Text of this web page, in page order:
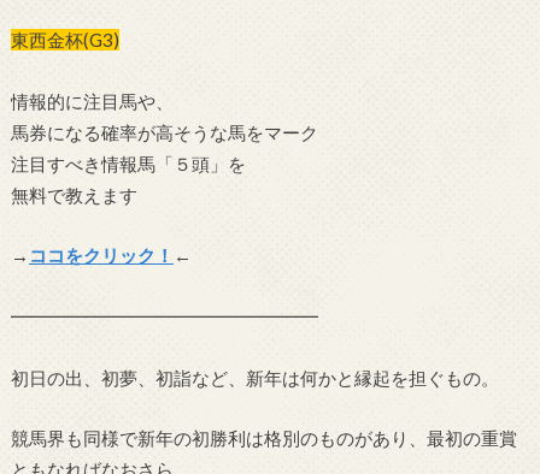
東西金杯(G3)
情報的に注目馬や、
馬券になる確率が高そうな馬をマーク
注目すべき情報馬「５頭」を
無料で教えます
→ ココをクリック！ ←
━━━━━━━━━━━━━━━━━
初日の出、初夢、初詣など、新年は何かと縁起を担ぐもの。
競馬界も同様で新年の初勝利は格別のものがあり、最初の重賞
ともなればなおさら。